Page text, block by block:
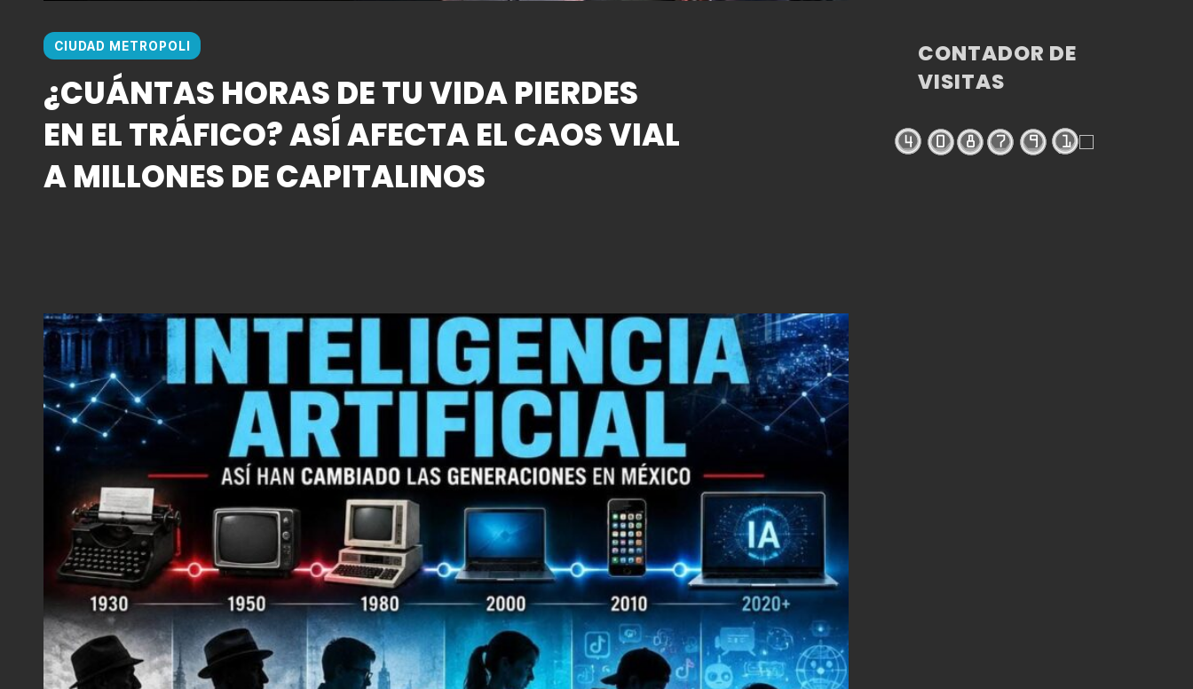
CIUDAD METROPOLI
¿CUÁNTAS HORAS DE TU VIDA PIERDES
EN EL TRÁFICO? ASÍ AFECTA EL CAOS VIAL
A MILLONES DE CAPITALINOS
CONTADOR DE
VISITAS